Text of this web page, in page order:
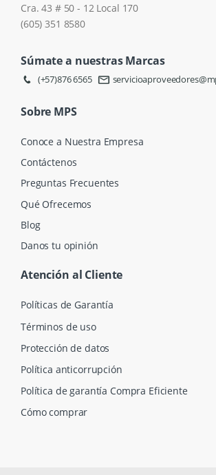
Cra. 43 # 50 - 12 Local 170
(605) 351 8580
Súmate a nuestras Marcas
(+57)876 6565
Sobre MPS
Conoce a Nuestra Empresa
Contáctenos
Preguntas Frecuentes
Qué Ofrecemos
Blog
Danos tu opinión
Atención al Cliente
Políticas de Garantía
Términos de uso
Protección de datos
Política anticorrupción
Política de garantía Compra Eficiente
Cómo comprar